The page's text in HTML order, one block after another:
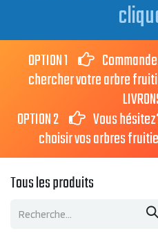
OPTION 1
chercher votre arbre
OPTION 2
Vous
choisir vos arbres
Tous les produits